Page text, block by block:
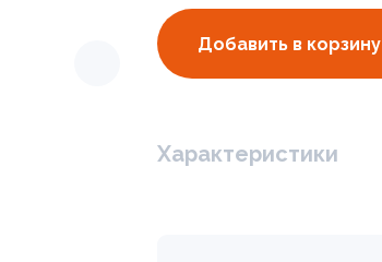
Добавить в корзину
Характеристики